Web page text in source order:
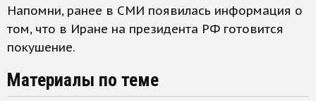
Напомни, ранее в СМИ появилась информация о
том, что в Иране на президента РФ готовится
покушение.
Материалы по теме